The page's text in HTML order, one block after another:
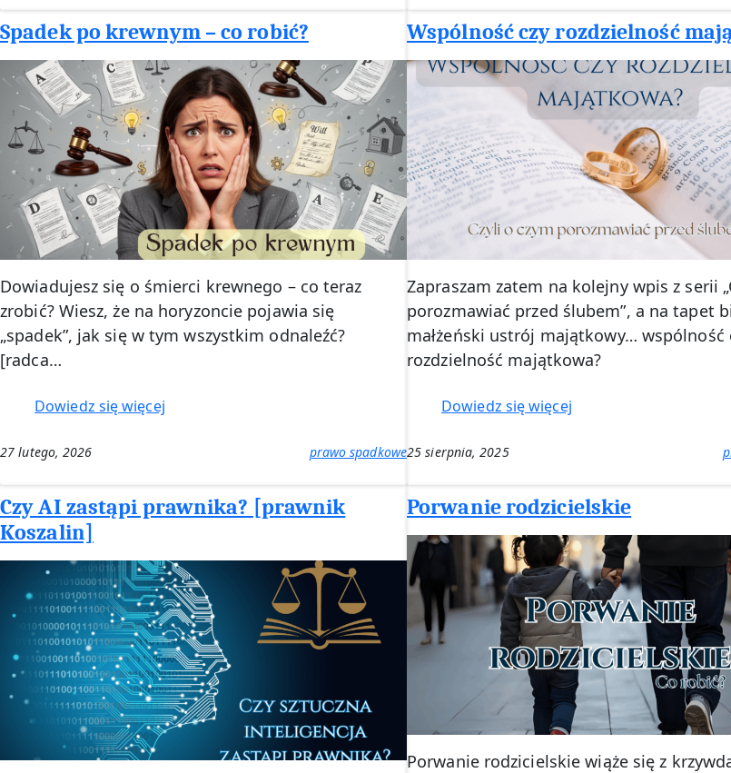
sąd
okręgowy?
Spadek po krewnym – co robić?
Dowiadujesz się o śmierci krewnego – co teraz
zrobić? Wiesz, że na horyzoncie pojawia się
„spadek”, jak się w tym wszystkim odnaleźć?
[radca…
Dowiedz się więcej:
–
co
27 lutego, 2026 prawo spadkowe
Wspólność czy rozdzielność
Zapraszam zatem na kolejny wpis z serii
porozmawiać przed ślubem”, a na tapet
małżeński ustrój majątkowy… wspólność
rozdzielność majątkowa?
Dowiedz się więcej:
majątkowa?
25 sierpnia, 2025
Czy AI zastąpi prawnika? [prawnik
Koszalin]
Porwanie rodzicielskie
Porwanie rodzicielskie wiąże się z